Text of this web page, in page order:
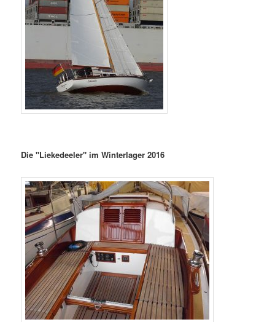
Die "Liekedeeler" im Winterlager 2016